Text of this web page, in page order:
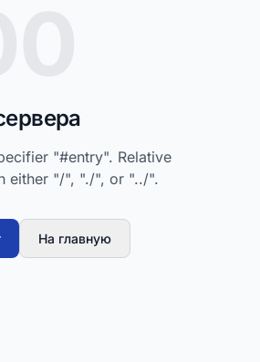
"#entry". Relative
either "/", "./", or "../".
На главную